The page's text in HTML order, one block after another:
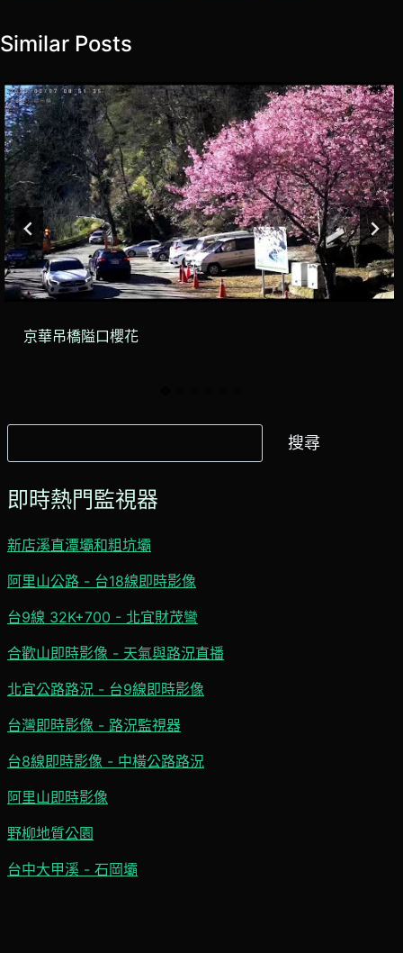
Similar Posts
京華吊橋隘口櫻花
尋
搜尋
即時熱門監視器
新店溪直潭壩和粗坑壩
阿里山公路 - 台18線即時影像
台9線 32K+700 - 北宜財茂彎
合歡山即時影像 - 天氣與路況直播
北宜公路路況 - 台9線即時影像
台灣即時影像 - 路況監視器
台8線即時影像 - 中橫公路路況
阿里山即時影像
野柳地質公園
台中大甲溪 - 石岡壩